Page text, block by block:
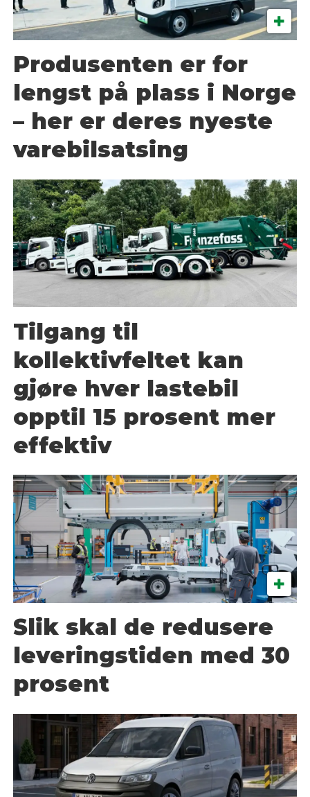
Produsenten er for
lengst på plass i Norge
– her er deres nyeste
varebilsatsing
Tilgang til
kollektivfeltet kan
gjøre hver lastebil
opptil 15 prosent mer
effektiv
Slik skal de redusere
leveringstiden med 30
prosent